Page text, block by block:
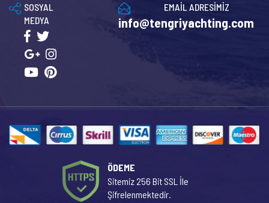
EMAİL ADRESİMİZ
info@tengriyachting.com
SOSYAL
MEDYA
ÖDEME
Sitemiz 256 Bit SSL İle
Şifrelenmektedir.